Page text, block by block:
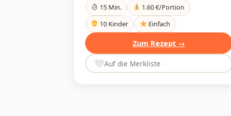
15 Min.
1.60 €/Portion
10 Kinder
Einfach
Zum Rezept →
Auf die Merkliste